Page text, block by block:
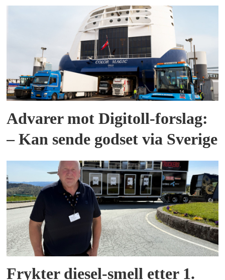
Advarer mot Digitoll-forslag:
– Kan sende godset via Sverige
Frykter diesel-smell etter 1.